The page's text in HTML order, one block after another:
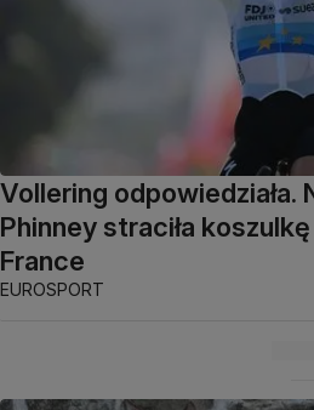
Vollering odpowiedziała.
Phinney straciła
France
EUROSPORT